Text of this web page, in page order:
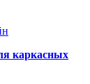
каркасных